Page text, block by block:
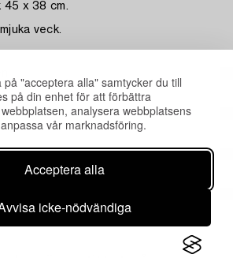
på "acceptera alla" samtycker du till
på din enhet för att förbättra
analysera webbplatsens
vår marknadsföring.
Acceptera alla
icke-nödvändiga
x 38 cm.
veck.